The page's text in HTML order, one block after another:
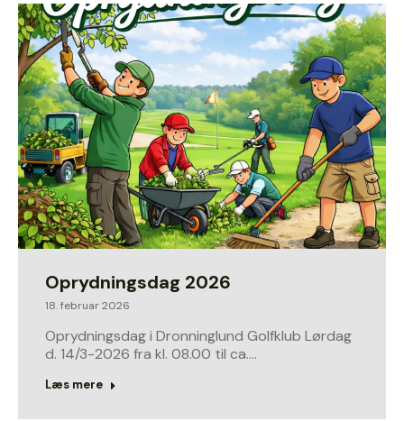
Oprydningsdag 2026
18. februar 2026
Oprydningsdag i Dronninglund Golfklub Lørdag
d. 14/3-2026 fra kl. 08.00 til ca.…
Læs mere